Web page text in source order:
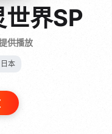
界SP
供播放
日本